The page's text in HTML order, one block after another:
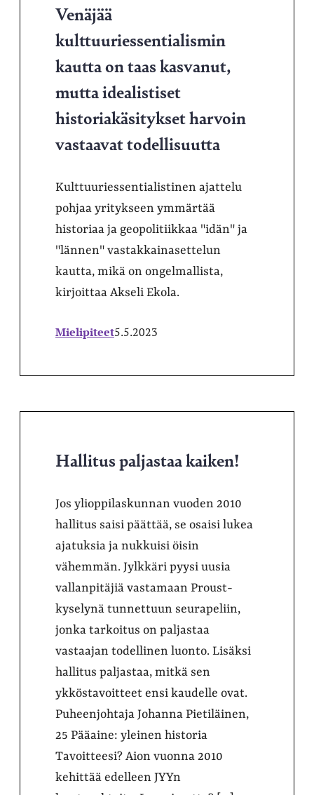
Venäjää
kulttuuriessentialismin
kautta on taas kasvanut,
mutta idealistiset
historiakäsitykset harvoin
vastaavat todellisuutta
Kulttuuriessentialistinen ajattelu
pohjaa yritykseen ymmärtää
historiaa ja geopolitiikkaa "idän" ja
"lännen" vastakkainasettelun
kautta, mikä on ongelmallista,
kirjoittaa Akseli Ekola.
Mielipiteet5.5.2023
Hallitus paljastaa kaiken!
Jos ylioppilaskunnan vuoden 2010
hallitus saisi päättää, se osaisi lukea
ajatuksia ja nukkuisi öisin
vähemmän. Jylkkäri pyysi uusia
vallanpitäjiä vastamaan Proust-
kyselynä tunnettuun seurapeliin,
jonka tarkoitus on paljastaa
vastaajan todellinen luonto. Lisäksi
hallitus paljastaa, mitkä sen
ykköstavoitteet ensi kaudelle ovat.
Puheenjohtaja Johanna Pietiläinen,
25 Pääaine: yleinen historia
Tavoitteesi? Aion vuonna 2010
kehittää edelleen JYYn